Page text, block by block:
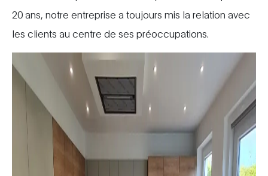
20 ans, notre entreprise a toujours mis la relation avec
les clients au centre de ses préoccupations.